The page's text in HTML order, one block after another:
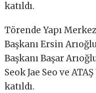
katıldı.
Törende Yapı
Başkanı Ersin
Başkanı Başar
Seok Jae Seo ve
katıldı.